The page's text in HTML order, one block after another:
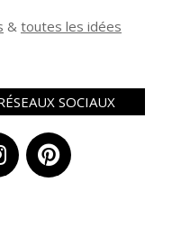
& toutes les idées
SOCIAUX